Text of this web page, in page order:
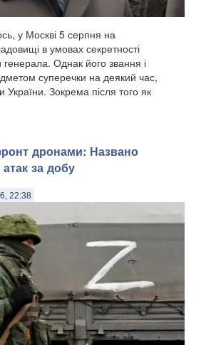
у Москві 5 серпня на
в умовах секретності
генерала. Однак його звання і
суперечки на деякий час,
України. Зокрема після того як
дронами: Названо
за добу
22:38